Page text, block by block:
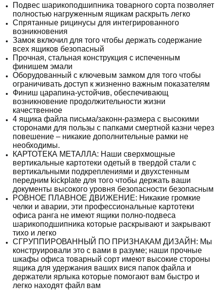
Подвес шарикоподшипника товарного сорта позволяет
полностью нагруженным ящикам раскрыть легко
Спрятанные рицинусы для интегрированного
возникновения
Замок включил для того чтобы держать содержание
всех ящиков безопасный
Прочная, стальная конструкция с испеченным
финишем эмали
Оборудованный с ключевым замком для того чтобы
ограничивать доступ к жизненно важным показателям
Финиш царапина-устойчив, обеспечивающ
возникновение продолжительности жизни
качественное
4 ящика файла письма/законн-размера с высокими
сторонами для пользы с папками смертной казни через
повешение – никакие дополнительные рамки не
необходимы.
КАРТОТЕКА МЕТАЛЛА: Наши сверхмощные
вертикальные картотеки одетый в твердой стали с
вертикальными подкреплениями и двухстенным
передним kickplate для того чтобы держать ваши
документы высокого уровня безопасности безопасным
РОВНОЕ ПЛАВНОЕ ДВИЖЕНИЕ: Никакие громкие
челки и аварии, эти профессиональные картотеки
офиса ранга не имеют ящики полно-подвеса
шарикоподшипника которые раскрывают и закрывают
тихо и легко
СГРУППИРОВАННЫЙ ПО ПРИЗНАКАМ ДИЗАЙН: Мы
конструировали это с вами в разуме; наши прочные
шкафы офиса товарный сорт имеют высокие стороны
ящика для удержания ваших вися папок файла и
держатели ярлыка которые помогают вам быстро и
легко находят файл вам